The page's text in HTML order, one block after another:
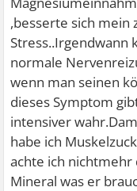
,besserte sich mein
Stress..Irgendwann
normale
wenn man seinen
dieses Symptom
intensiver
habe ich
achte ich
Mineral was er